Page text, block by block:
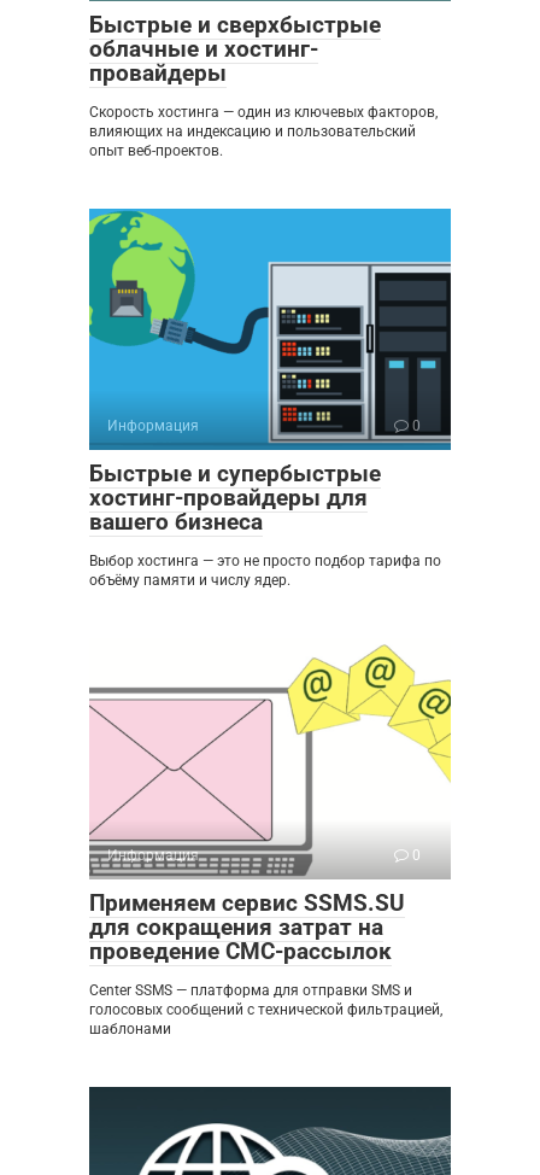
Быстрые и сверхбыстрые
облачные и хостинг-
провайдеры
Скорость хостинга — один из ключевых факторов,
влияющих на индексацию и пользовательский
опыт веб-проектов.
Информация 0
Быстрые и супербыстрые
хостинг-провайдеры для
вашего бизнеса
Выбор хостинга — это не просто подбор тарифа по
объёму памяти и числу ядер.
Информация 0
Применяем сервис SSMS.SU
для сокращения затрат на
проведение СМС-рассылок
Center SSMS — платформа для отправки SMS и
голосовых сообщений с технической фильтрацией,
шаблонами